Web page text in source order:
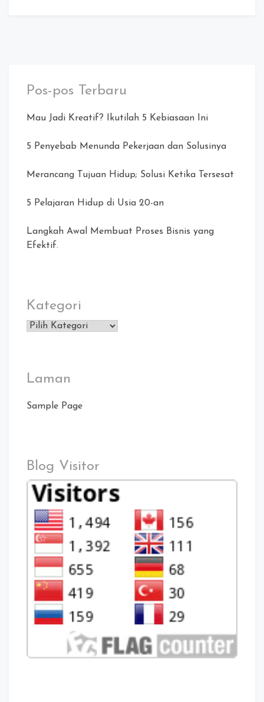
Pos-pos Terbaru
Mau Jadi Kreatif? Ikutilah 5 Kebiasaan Ini
5 Penyebab Menunda Pekerjaan dan Solusinya
Merancang Tujuan Hidup; Solusi Ketika Tersesat
5 Pelajaran Hidup di Usia 20-an
Langkah Awal Membuat Proses Bisnis yang
Efektif.
Kategori
Kategori
Laman
Sample Page
Blog Visitor